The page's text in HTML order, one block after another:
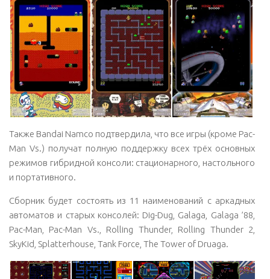
Также Bandai Namco подтвердила, что все игры (кроме Pac-
Man Vs.) получат полную поддержку всех трёх основных
режимов гибридной консоли: стационарного, настольного
и портативного.
Сборник будет состоять из 11 наименований с аркадных
автоматов и старых консолей: Dig-Dug, Galaga, Galaga ’88,
Pac-Man, Pac-Man Vs., Rolling Thunder, Rolling Thunder 2,
SkyKid, Splatterhouse, Tank Force, The Tower of Druaga.